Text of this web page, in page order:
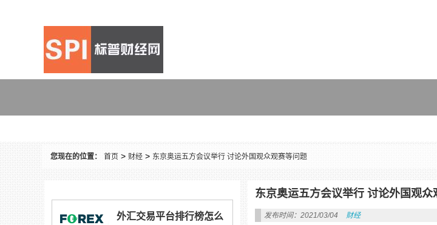
您现在的位置： 首页> 财经> 东京奥运五方会议举行 讨论外国观众观赛等问题
外汇交易平台排行榜怎么
东京奥运五方会议举行 讨论外国观众
发布时间：2021/03/04 财经